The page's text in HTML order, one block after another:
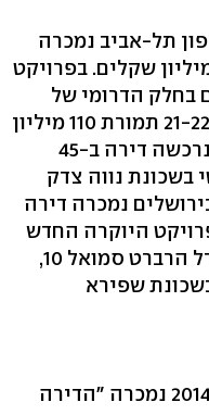
תל-אביב נמכרה
במחיר דמיוני של 130,188 מיליון שקלים. בפרויקט
10, הממוקם בחלק הדרומי של
הטיילת, נמכר דופלקס בקומות 21-22 תמורת 110 מיליון
שקל. בפרויקט מגדל רוטשילד 1 נרכשה דירה ב-45
בשכונת נווה צדק
שקל. בירושלים נמכרה דירה
בפרויקט היוקרה החדש
וולדורף אסטוריה. "הדירה במגדל הרברט סמואל 10,
לכ-125 דירות בשכונת שפירא
בדיקה נוספת מצאה כי בינואר 2014 נמכרה "הדירה